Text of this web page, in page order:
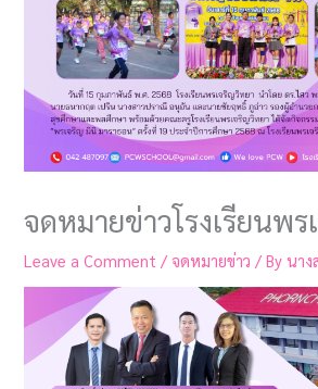
จดหมายข่าวโรงเรียนพ
Leave a Comment / จดหมายข่าว / Byนา